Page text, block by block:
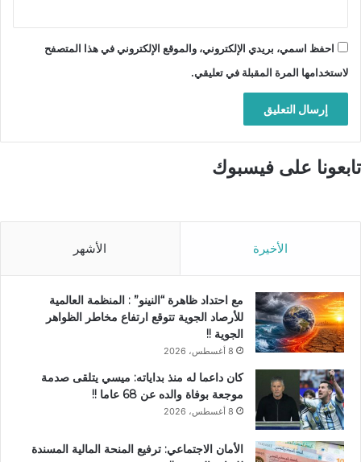
احفظ اسمي، بريدي الإلكتروني، والموقع الإلكتروني في هذا المتصفح
لاستخدامها المرة المقبلة في تعليقي.
تابعونا على فيسبوك
الأخيرة الأشهر
مع احتداد ظاهرة “النينو” : المنظمة العالمية
للأرصاد الجوية تتوقع ارتفاع مخاطر الظواهر
الجوية !!
8 أغسطس، 2026
كان داعما له منذ بداياته: ميسي يتلقى صدمة
موجعة بوفاة والده عن 68 عاما !!
8 أغسطس، 2026
الأمان الاجتماعي: ترفيع المنحة المالية المسندة